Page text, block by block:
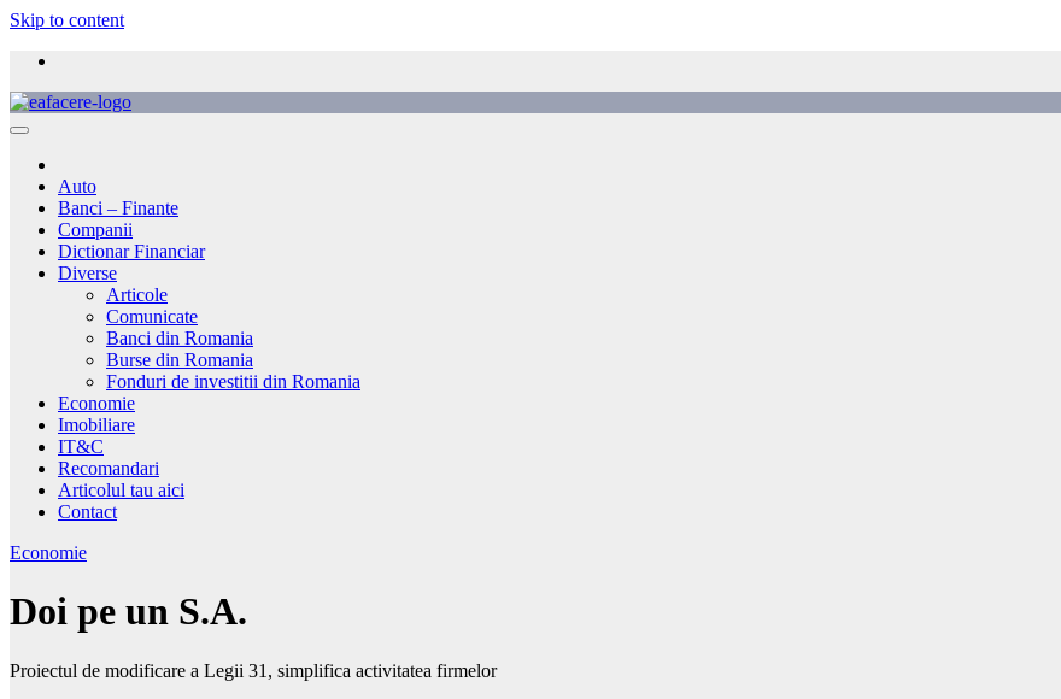
Skip to content
Auto
Banci – Finante
Companii
Dictionar Financiar
Diverse
Articole
Comunicate
Banci din Romania
Burse din Romania
Fonduri de investitii din Romania
Economie
Imobiliare
IT&C
Recomandari
Articolul tau aici
Contact
Economie
Doi pe un S.A.
Proiectul de modificare a Legii 31, simplifica activitatea firmelor